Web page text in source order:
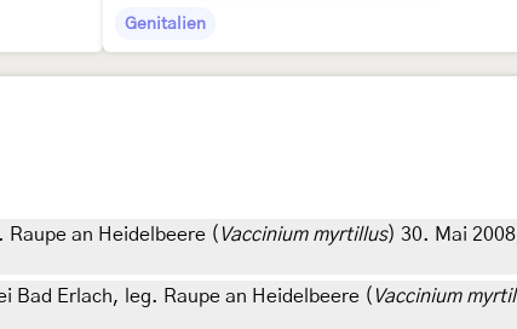
Genitalien
an Heidelbeere ( Vaccinium myrtillus) 30. Mai
Bad Erlach, leg. Raupe an Heidelbeere ( Vaccinium